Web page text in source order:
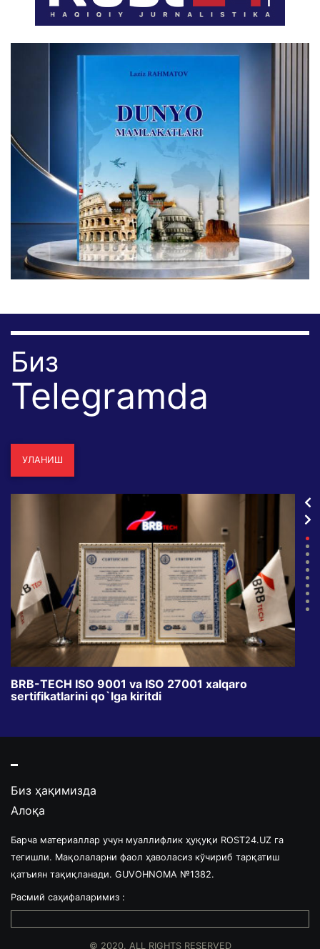
Биз
Telegramda
УЛАНИШ
BRB-TECH ISO 9001 va ISO 27001 xalqaro
sertifikatlarini qo`lga kiritdi
Биз ҳақимизда
Алоқа
Барча материаллар учун муаллифлик ҳуқуқи ROST24.UZ га
тегишли. Мақолаларни фаол ҳаволасиз кўчириб тарқатиш
қатъиян тақиқланади. GUVOHNOMA №1382.
Расмий саҳифаларимиз :
© 2020. ALL RIGHTS RESERVED